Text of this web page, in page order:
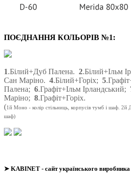
ПОЄДНАННЯ КОЛЬОРІВ №1:
1.Білий+Дуб Палена. 2.Білий+Ільм
Сан Маріно. 4.Білий+Горіх; 5
Палена; 6.Графіт+Ільм Ірландський;
Маріно; 8.Графіт+Горіх.
(1й Моно - колір стільниць, корпусів тумб і шаф. 2й
шаф)
➤ KABINET - сайт українського